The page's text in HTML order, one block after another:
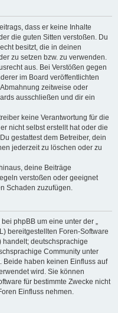
dass er keine Inhalte
die guten Sitten verstoßen. Du
besitzt, die in deinen
zu setzen bzw. zu verwenden.
aus. Bei Verstößen gegen
im Board veröffentlichten
zeitweise oder
ausschließen und dir ein
keine Verantwortung für die
nicht selbst erstellt hat oder die
gestattest dem Betreiber, dein
jederzeit zu löschen oder zu
deine Beiträge
verstoßen oder geeignet
Schaden zuzufügen.
phpBB um eine unter der „
bereitgestellten Foren-Software
handelt; deutschsprachige
Community unter
Beide haben keinen Einfluss auf
wird. Sie können
für bestimmte Zwecke nicht
Einfluss nehmen.